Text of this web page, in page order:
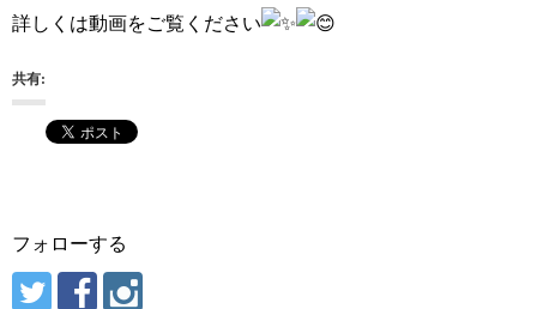
詳しくは動画をご覧ください
共有:
フォローする